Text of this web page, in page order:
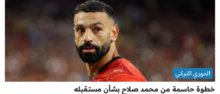
خطوة حاسمة من محمد صلاح بشأن مستقبله
الدوري التركي